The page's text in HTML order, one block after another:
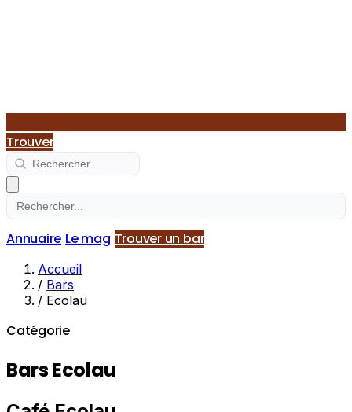
Trouver
Annuaire Le mag Trouver un bar
Accueil
/ Bars
/ Ecolau
Catégorie
Bars Ecolau